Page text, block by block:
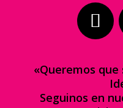
«Queremos
Seguinos en